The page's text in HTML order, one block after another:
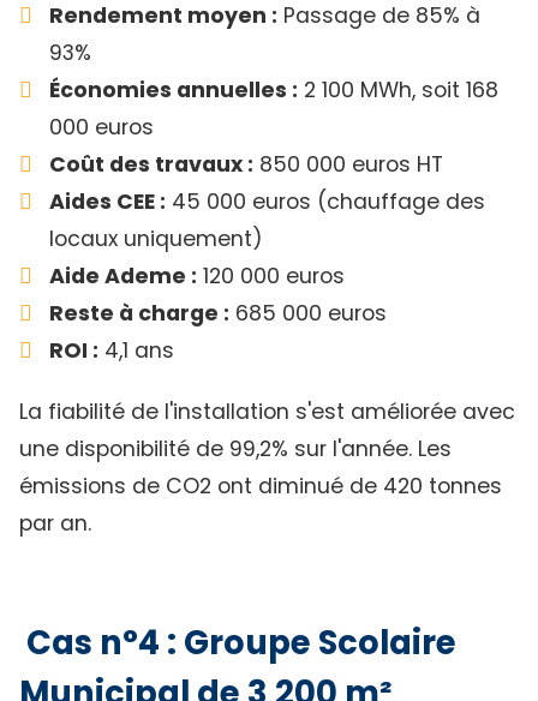
Rendement moyen : Passage de 85% à
93%
Économies annuelles : 2 100 MWh, soit 168
000 euros
Coût des travaux : 850 000 euros HT
Aides CEE : 45 000 euros (chauffage des
locaux uniquement)
Aide Ademe : 120 000 euros
Reste à charge : 685 000 euros
ROI : 4,1 ans
La fiabilité de l'installation s'est améliorée avec
une disponibilité de 99,2% sur l'année. Les
émissions de CO2 ont diminué de 420 tonnes
par an.
Cas n°4 : Groupe Scolaire